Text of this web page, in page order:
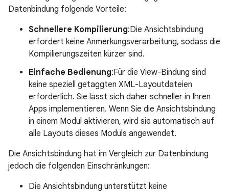
Datenbindung folgende Vorteile:
Schnellere Kompilierung:Die Ansichtsbindung
erfordert keine Anmerkungsverarbeitung, sodass die
Kompilierungszeiten kürzer sind.
Einfache Bedienung:Für die View-Bindung sind
keine speziell getaggten XML-Layoutdateien
erforderlich. Sie lässt sich daher schneller in Ihren
Apps implementieren. Wenn Sie die Ansichtsbindung
in einem Modul aktivieren, wird sie automatisch auf
alle Layouts dieses Moduls angewendet.
Die Ansichtsbindung hat im Vergleich zur Datenbindung
jedoch die folgenden Einschränkungen:
Die Ansichtsbindung unterstützt keine